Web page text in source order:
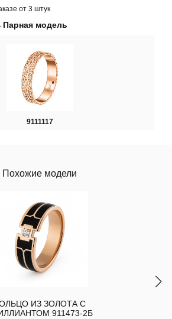
от 3 штук
Парная модель
9111117
Похожие модели
ИЗ ЗОЛОТА С
911473-2Б